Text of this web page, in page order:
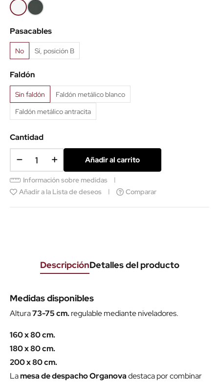
BlancoAntracita
Pasacables
No Sí, posición B
Faldón
Sin faldón
Faldón metálico blanco
Faldón metálico antracita
Cantidad
Añadir al carrito
Información sobre medidas
Añadir a la Lista de deseos
Comparar
DescripciónDetalles del producto
Medidas disponibles
Altura73-75 cm.regulable mediante niveladores.
160 x 80 cm.
180 x 80 cm.
200 x 80 cm.
Lamesa de despacho Organovadestaca por combinar